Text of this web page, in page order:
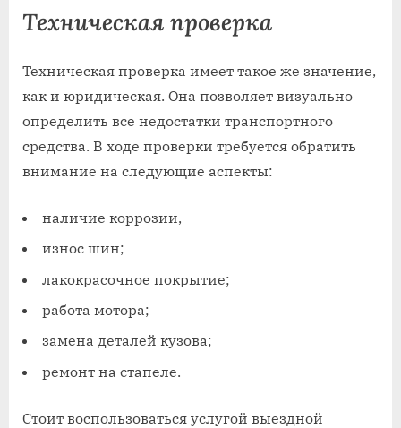
Техническая проверка
Техническая проверка имеет такое же значение,
как и юридическая. Она позволяет визуально
определить все недостатки транспортного
средства. В ходе проверки требуется обратить
внимание на следующие аспекты:
наличие коррозии,
износ шин;
лакокрасочное покрытие;
работа мотора;
замена деталей кузова;
ремонт на стапеле.
Стоит воспользоваться услугой выездной